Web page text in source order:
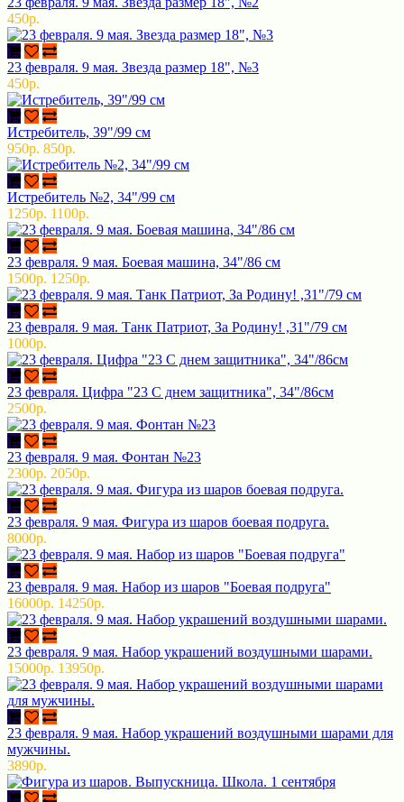
450р.
23 февраля. 9 мая. Звезда размер 18", №3
450р.
Истребитель, 39"/99 см
950р. 850р.
Истребитель №2, 34"/99 см
1250р. 1100р.
23 февраля. 9 мая. Боевая машина, 34"/86 см
1500р. 1250р.
23 февраля. 9 мая. Танк Патриот, За Родину! ,31"/79 см
1000р.
23 февраля. Цифра "23 С днем защитника", 34"/86см
2500р.
23 февраля. 9 мая. Фонтан №23
2300р. 2050р.
23 февраля. 9 мая. Фигура из шаров боевая подруга.
8000р.
23 февраля. 9 мая. Набор из шаров "Боевая подруга"
16000р. 14250р.
23 февраля. 9 мая. Набор украшений воздушными шарами.
15000р. 13950р.
23 февраля. 9 мая. Набор украшений воздушными шарами для
мужчины.
3890р.